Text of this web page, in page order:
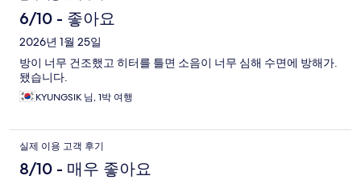
6/10 - 좋아요
2026년 1월 25일
방이 너무 건조했고 히터를 틀면 소음이 너무 심해 수면에 방해가.
됐습니다.
KYUNGSIK 님, 1박 여행
실제 이용 고객 후기
8/10 - 매우 좋아요